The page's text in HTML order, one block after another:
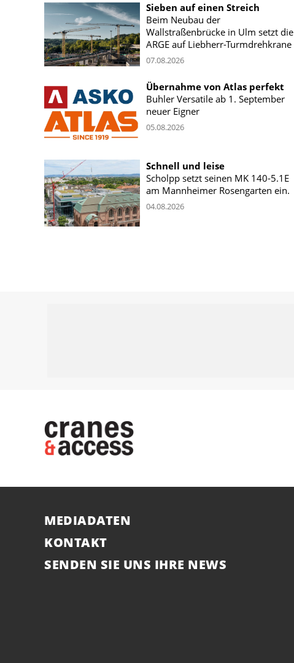
Sieben auf einen Streich
Beim Neubau der
Wallstraßenbrücke in Ulm setzt die
ARGE auf Liebherr-Turmdrehkrane
07.08.2026
Übernahme von Atlas perfekt
Buhler Versatile ab 1. September
neuer Eigner
05.08.2026
Schnell und leise
Scholpp setzt seinen MK 140-5.1E
am Mannheimer Rosengarten ein.
04.08.2026
MEDIADATEN
KONTAKT
SENDEN SIE UNS IHRE NEWS